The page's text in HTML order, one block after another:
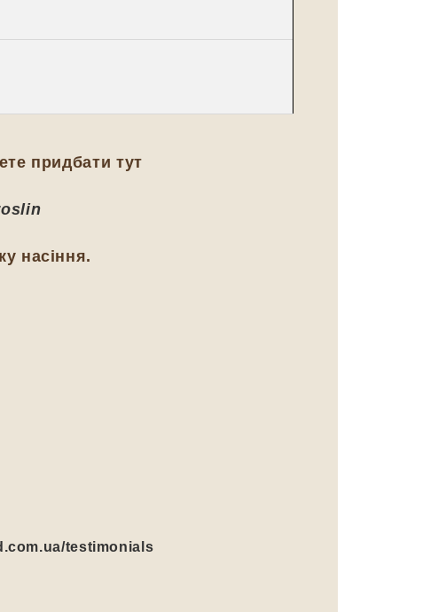
придбати тут
насіння.
testimonials